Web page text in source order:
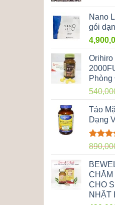
Nano
gói
Orihiro
Phòng
Tảo
Dạng
Được
5 sao
CHĂM
CHO
NHẬT